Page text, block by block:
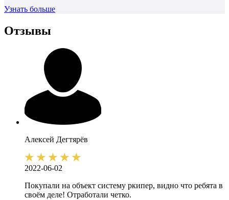
Узнать больше
Отзывы
Алексей Дегтярёв
2022-06-02
Покупали на объект систему ркипер, видно что ребята в
своём деле! Отработали четко.